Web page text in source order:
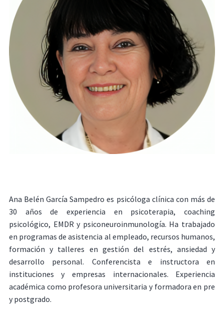
Ana Belén García Sampedro es psicóloga clínica con más de
30 años de experiencia en psicoterapia, coaching
psicológico, EMDR y psiconeuroinmunología. Ha trabajado
en programas de asistencia al empleado, recursos humanos,
formación y talleres en gestión del estrés, ansiedad y
desarrollo personal. Conferencista e instructora en
instituciones y empresas internacionales. Experiencia
académica como profesora universitaria y formadora en pre
y postgrado.